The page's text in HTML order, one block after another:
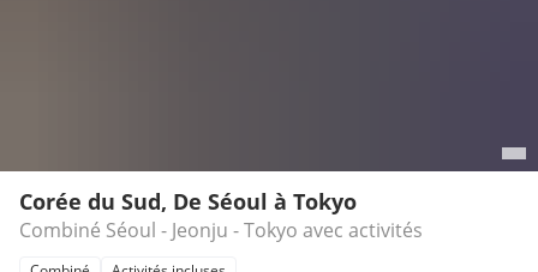
Corée du Sud, De Séoul à Tokyo
Combiné Séoul - Jeonju - Tokyo avec activités